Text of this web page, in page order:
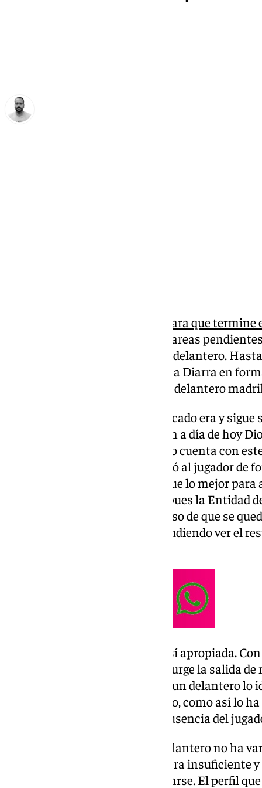
menos de una semana para que termine
y el Málaga tiene aún tareas
y la posible llegada de un nuevo delantero.
movimiento: la salida de Moussa Diarra en
ya ha dejado claro su postura al delantero
El objetivo del Málaga en el mercado era y
delantero. En plantilla formulan a día de hoy
Sergio Castel, aunque Pellicer no cuenta con
podido saber 101 TV, le comunicó al jugador de
complicado sumar minutos y que lo mejor
destino. No a cualquier precio, pues la
de rescindirle el contrato. En caso de que se
rol muy residual en el equipo, pudiendo ver el
Su salida no es necesaria, pero sí apropiada.⁠
en cuanto a fichas se refiere no urge la salida
Castel y en plena búsqueda por un delantero
también saliera en este mercado, como así lo
últimas convocatorias con la ausencia del
El criterio de incorporar a un delantero no ha
que con Dioni y Roko se considera insuficiente
los pasos correctos sin apresurarse. El perfil